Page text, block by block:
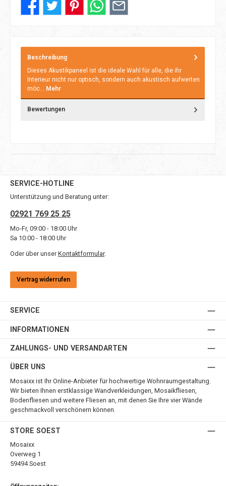
Beschreibung
Dieses Akustikpaneel ist die ideale Wahl für alle, die ihr
Interieur nicht nur optisch, sondern auch akustisch aufwerten
möc… Mehr
Bewertungen
SERVICE-HOTLINE
Unterstützung und Beratung unter:
02921 769 25 25
Mo-Fr, 09:00 - 18:00 Uhr
Sa 10:00 - 18:00 Uhr
Oder über unser Kontaktformular.
Vertrag widerrufen
SERVICE
INFORMATIONEN
ZAHLUNGS- UND VERSANDARTEN
ÜBER UNS
Mosaixx ist Ihr Online-Anbieter für hochwertige Wohnraumgestaltung.
Wir bieten Ihnen erstklassige Wandverkleidungen, Mosaikfliesen,
Bodenfliesen und weitere Fliesen an, mit denen Sie Ihre vier Wände
geschmackvoll verschönern können.
STORE SOEST
Mosaixx
Overweg 1
59494 Soest